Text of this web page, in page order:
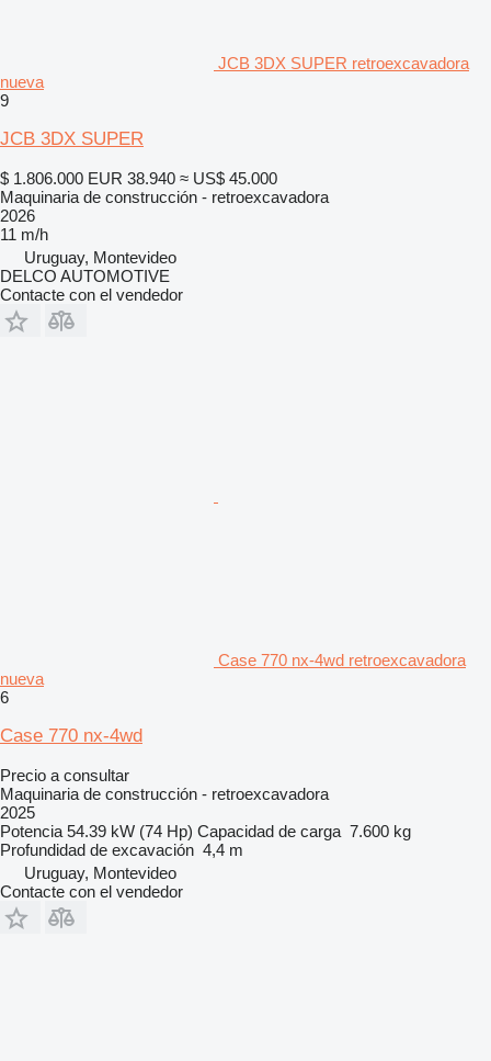
JCB 3DX SUPER retroexcavadora
nueva
9
JCB 3DX SUPER
$ 1.806.000 EUR 38.940 ≈ US$ 45.000
Maquinaria de construcción - retroexcavadora
2026
11 m/h
Uruguay, Montevideo
DELCO AUTOMOTIVE
Contacte con el vendedor
Case 770 nx-4wd retroexcavadora
nueva
6
Case 770 nx-4wd
Precio a consultar
Maquinaria de construcción - retroexcavadora
2025
Potencia 54.39 kW (74 Hp) Capacidad de carga 7.600 kg
Profundidad de excavación 4,4 m
Uruguay, Montevideo
Contacte con el vendedor